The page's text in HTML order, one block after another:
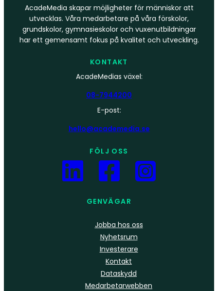
AcadeMedia skapar möjligheter för människor att
utvecklas. Våra medarbetare på våra förskolor,
grundskolor, gymnasieskolor och vuxenutbildningar
har ett gemensamt fokus på kvalitet och utveckling.
KONTAKT
AcadeMedias växel:
08-7944200
E-post:
hello@academedia.se
FÖLJ OSS
GENVÄGAR
Jobba hos oss
Nyhetsrum
Investerare
Kontakt
Dataskydd
Medarbetarwebben